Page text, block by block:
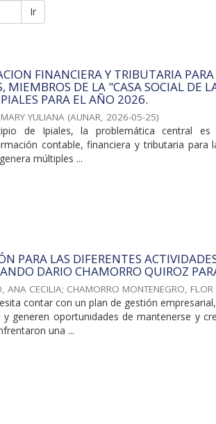
Ir
FINANCIERA Y TRIBUTARIA
MIEMBROS DE LA "CASA SOCIAL DE
PARA EL AÑO 2026.
YULIANA (AUNAR, 2026-05-25)
de Ipiales, la problemática central
contable, financiera y tributaria para
múltiples ...
PARA LAS DIFERENTES
DARIO CHAMORRO QUIROZ
ANA CECILIA; CHAMORRO MONTENEGRO,
contar con un plan de gestión
y generen oportunidades de mantenerse y
una ...